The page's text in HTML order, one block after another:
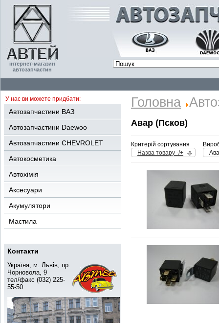
інтернет-магазин
автозапчастин
У нас ви можете придбати:
Автозапчастини ВАЗ
Автозапчастини Daewoo
Автозапчастини CHEVROLET
Автокосметика
Автохімія
Аксесуари
Акумулятори
Мастила
Контакти
Україна, м. Львів, пр.
Чорновола, 9
тел/факс (032) 225-
55-50
Головна
Авар (Псков)
Критерій сортування
Назва товару -/+